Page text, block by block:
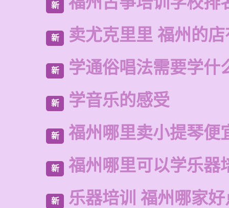
新
新 卖尤克里里 福州的
新 学通俗唱法需要学什
新 学音乐的感受
新 福州哪里卖小提琴便
新 福州哪里可以学乐器
新 乐器培训 福州哪家